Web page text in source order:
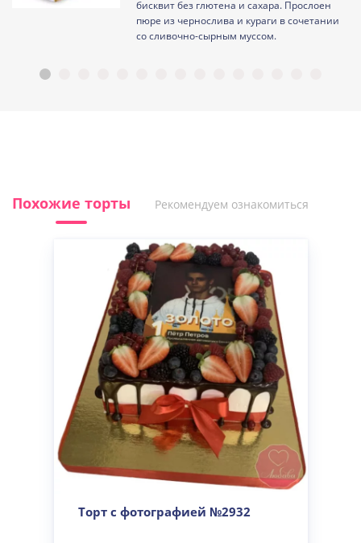
бисквит без глютена и сахара. Прослоен
пюре из чернослива и кураги в сочетании
со сливочно-сырным муссом.
Похожие торты Рекомендуем ознакомиться
Торт с фотографией №2932